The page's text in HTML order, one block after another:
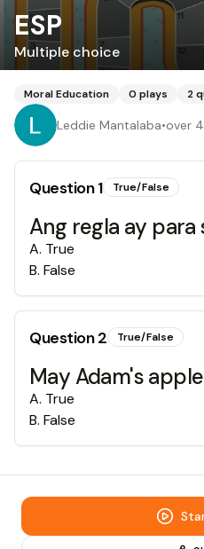
ESP
Multiple choice
Moral Education 0 plays 2
Leddie Mantalaba•over
Question1 True/False
Ang regla ay para
A. True
B. False
Question2 True/False
May Adam's
A. True
B. False